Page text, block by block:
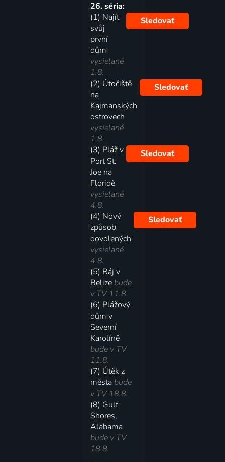
26. séria:
(1) Najít
svůj
první
dům
vysielané
1.8.
Sledovať
(2) Útočiště
na
Kajmanských
ostrovech
vysielané
1.8.
Sledovať
(3) Pláž v
Port St.
Joe na
Floridě
vysielané
4.8.
Sledovať
(4) Nový
způsob
dovolených
vysielané
4.8.
Sledovať
(5) Ráj v
Belizebude
v TV 11.8.
(6) Plážový
dům v
Severní
Karolíně
bude v TV
11.8.
(7) Útěk z
městabude
v TV 18.8.
(8) Gulf
Shores,
Alabama
bude v TV
18.8.